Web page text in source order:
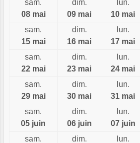
sam.
08 mai
dim.
09 mai
lun.
10 mai
sam.
15 mai
dim.
16 mai
lun.
17 mai
sam.
22 mai
dim.
23 mai
lun.
24 mai
sam.
29 mai
dim.
30 mai
lun.
31 mai
sam.
05 juin
dim.
06 juin
lun.
07 juin
sam.
dim. lun.